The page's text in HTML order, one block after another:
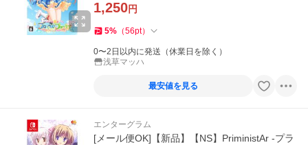
1,250円
5% （56pt）
0〜2日以内に発送（休業日を除く）
浅草マッハ
最安値を見る
エンターグラム
[メール便OK]【新品】【NS】PriministAr -プラ